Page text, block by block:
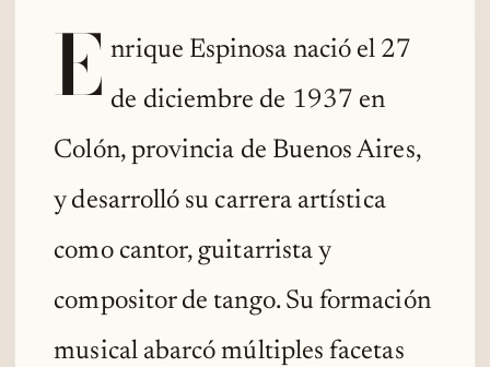
E nrique Espinosa nació el 27
de diciembre de 1937 en
Colón, provincia de Buenos Aires,
y desarrolló su carrera artística
como cantor, guitarrista y
compositor de tango. Su formación
musical abarcó múltiples facetas